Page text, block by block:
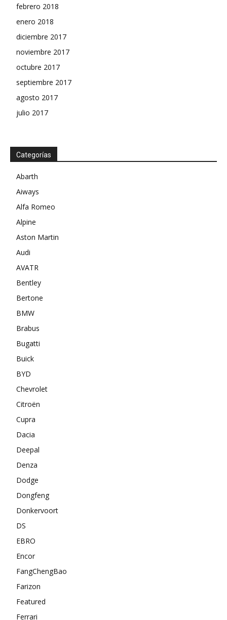
febrero 2018
enero 2018
diciembre 2017
noviembre 2017
octubre 2017
septiembre 2017
agosto 2017
julio 2017
Categorías
Abarth
Aiways
Alfa Romeo
Alpine
Aston Martin
Audi
AVATR
Bentley
Bertone
BMW
Brabus
Bugatti
Buick
BYD
Chevrolet
Citroën
Cupra
Dacia
Deepal
Denza
Dodge
Dongfeng
Donkervoort
DS
EBRO
Encor
FangChengBao
Farizon
Featured
Ferrari